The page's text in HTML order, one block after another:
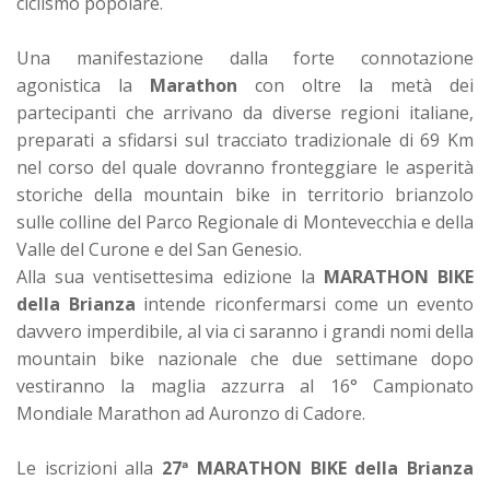
Una manifestazione dalla forte connotazione
agonistica la Marathon con oltre la metà dei
partecipanti che arrivano da diverse regioni italiane,
preparati a sfidarsi sul tracciato tradizionale di 69 Km
nel corso del quale dovranno fronteggiare le asperità
storiche della mountain bike in territorio brianzolo
sulle colline del Parco Regionale di Montevecchia e della
Valle del Curone e del San Genesio.
Alla sua ventisettesima edizione la MARATHON BIKE
della Brianza intende riconfermarsi come un evento
davvero imperdibile, al via ci saranno i grandi nomi della
mountain bike nazionale che due settimane dopo
vestiranno la maglia azzurra al 16° Campionato
Mondiale Marathon ad Auronzo di Cadore.
Le iscrizioni alla 27ª MARATHON BIKE della Brianza